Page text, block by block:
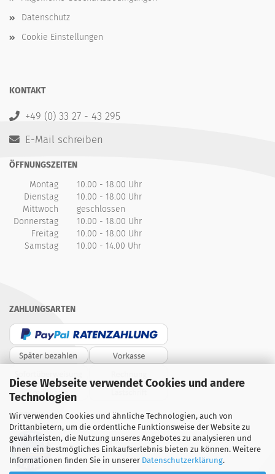
Diese Webseite verwendet Cookies und andere
Technologien
Wir verwenden Cookies und ähnliche Technologien, auch von
Drittanbietern, um die ordentliche Funktionsweise der Website zu
gewährleisten, die Nutzung unseres Angebotes zu analysieren und
Ihnen ein bestmögliches Einkaufserlebnis bieten zu können. Weitere
Informationen finden Sie in unserer Datenschutzerklärung.
Datenschutz
Cookie Einstellungen
KONTAKT
+49 (0) 33 27 - 43 295
E-Mail schreiben
ÖFFNUNGSZEITEN
Montag
10.00 - 18.00 Uhr
Dienstag
10.00 - 18.00 Uhr
Mittwoch
geschlossen
Donnerstag
10.00 - 18.00 Uhr
Freitag
10.00 - 18.00 Uhr
Samstag
10.00 - 14.00 Uhr
ZAHLUNGSARTEN
PARTNER